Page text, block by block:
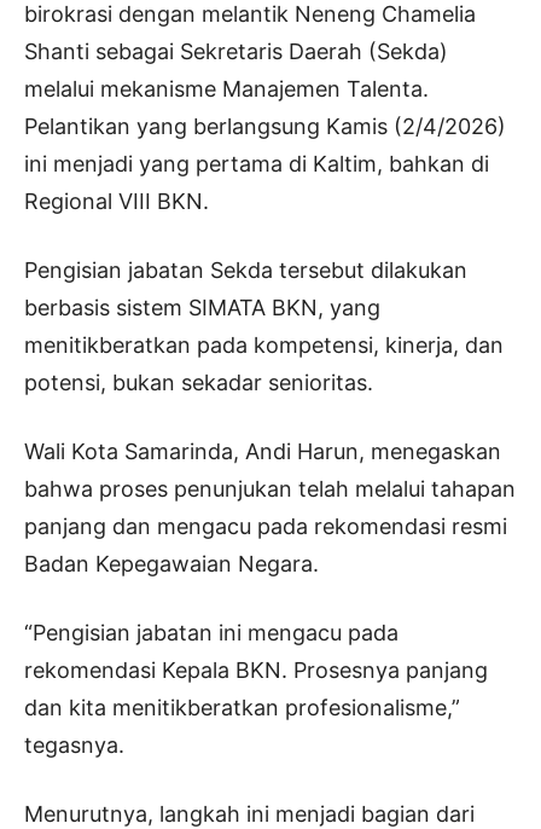
birokrasi dengan melantik Neneng Chamelia
Shanti sebagai Sekretaris Daerah (Sekda)
melalui mekanisme Manajemen Talenta.
Pelantikan yang berlangsung Kamis (2/4/2026)
ini menjadi yang pertama di Kaltim, bahkan di
Regional VIII BKN.
Pengisian jabatan Sekda tersebut dilakukan
berbasis sistem SIMATA BKN, yang
menitikberatkan pada kompetensi, kinerja, dan
potensi, bukan sekadar senioritas.
Wali Kota Samarinda, Andi Harun, menegaskan
bahwa proses penunjukan telah melalui tahapan
panjang dan mengacu pada rekomendasi resmi
Badan Kepegawaian Negara.
“Pengisian jabatan ini mengacu pada
rekomendasi Kepala BKN. Prosesnya panjang
dan kita menitikberatkan profesionalisme,”
tegasnya.
Menurutnya, langkah ini menjadi bagian dari